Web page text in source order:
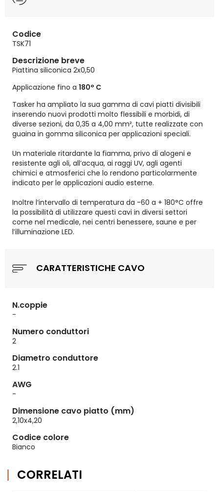
Codice
TSK71
Descrizione breve
Piattina siliconica 2x0,50
Applicazione fino a 180° C
Tasker ha ampliato la sua gamma di cavi piatti divisibili
inserendo nuovi prodotti molto flessibili e morbidi, di
diverse sezioni, da 0,35 a 4,00 mm², tutte realizzate con
guaina in gomma siliconica per applicazioni speciali.
Un materiale ritardante la fiamma, privo di alogeni e
resistente agli oli, all’acqua, ai raggi UV, agli agenti
chimici e atmosferici che lo rendono particolarmente
indicato per le applicazioni audio esterne.
Inoltre l’intervallo di temperatura da -60 a + 180°C offre
la possibilità di utilizzare questi cavi in diversi settori
come nel medicale, nei centri benessere, saune e per
l’illuminazione LED.
CARATTERISTICHE CAVO
N.coppie
-
Numero conduttori
2
Diametro conduttore
2.1
AWG
-
Dimensione cavo piatto (mm)
2,10x4,20
Codice colore
Bianco
CORRELATI